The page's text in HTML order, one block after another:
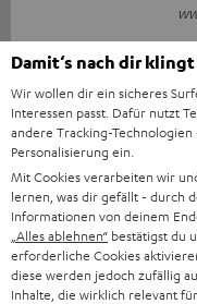
„…
Damit‘s nach dir klingt
Wir wollen dir ein sicheres
Interessen passt. Dafür nutzt
andere Tracking-
Personalisierung ein.
Mit Cookies verarbeiten wir
lernen, was dir gefällt - durch
Informationen von deinem
„Alles ablehnen“ bestätigst du
erforderliche Cookies
diese werden jedoch zufällig
Inhalte, die wirklich relevant